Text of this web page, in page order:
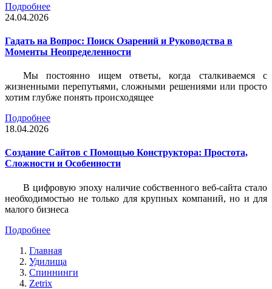
Подробнее
24.04.2026
Гадать на Вопрос: Поиск Озарений и Руководства в
Моменты Неопределенности
Мы постоянно ищем ответы, когда сталкиваемся с
жизненными перепутьями, сложными решениями или просто
хотим глубже понять происходящее
Подробнее
18.04.2026
Создание Сайтов с Помощью Конструктора: Простота,
Сложности и Особенности
В цифровую эпоху наличие собственного веб-сайта стало
необходимостью не только для крупных компаний, но и для
малого бизнеса
Подробнее
Главная
Удилища
Спиннинги
Zetrix